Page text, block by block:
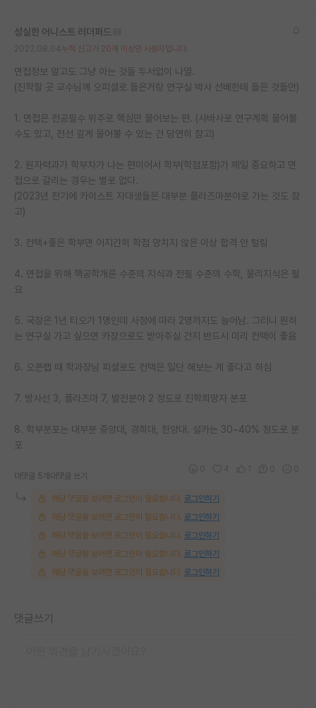
홍보 게시판
유학교육
이벤트
반도체 아카데미
재팬라운지 🌸
성실한 어니스트 러더퍼드
누적 신고가 20개 이상인 사용자입니다.
면접정보 말고도 그냥 아는 것들 두서없이 나열.
(진학할 곳 교수님께 오피셜로 들은거랑 연구실 박사 선배한테 들은 것들만)
1. 면접은 전공필수 위주로 핵심만 물어보는 편. (사바사로 연구계획 물어볼
수도 있고, 전선 깊게 물어볼 수 있는 건 당연히 참고)
2. 원자력과가 학부차가 나는 편이어서 학부(학점포함)가 제일 중요하고 면
접으로 갈리는 경우는 별로 없다.
(2023년 전기에 카이스트 자대생들은 대부분 플라즈마분야로 가는 것도 참
고)
3. 컨택+좋은 학부면 어지간히 학점 망치지 않은 이상 합격 안 털림
4. 면접을 위해 핵공학개론 수준의 지식과 전필 수준의 수학, 물리지식은 필
요
5. 국장은 1년 티오가 1명인데 사정에 따라 2명까지도 늘어남. 그러니 원하
는 연구실 가고 싶으면 카장으로도 받아주실 건지 반드시 미리 컨택이 좋음
6. 오픈랩 때 학과장님 피셜로도 컨택은 일단 해보는 게 좋다고 하심
7. 방사선 3, 플라즈마 7, 발전분야 2 정도로 진학희망자 분포
8. 학부분포는 대부분 중앙대, 경희대, 한양대. 설카는 30~40% 정도로 분
포
대댓글 5개 대댓글 쓰기
해당 댓글을 보려면 로그인이 필요합니다. 로그인하기
해당 댓글을 보려면 로그인이 필요합니다. 로그인하기
해당 댓글을 보려면 로그인이 필요합니다. 로그인하기
해당 댓글을 보려면 로그인이 필요합니다. 로그인하기
해당 댓글을 보려면 로그인이 필요합니다. 로그인하기
댓글쓰기